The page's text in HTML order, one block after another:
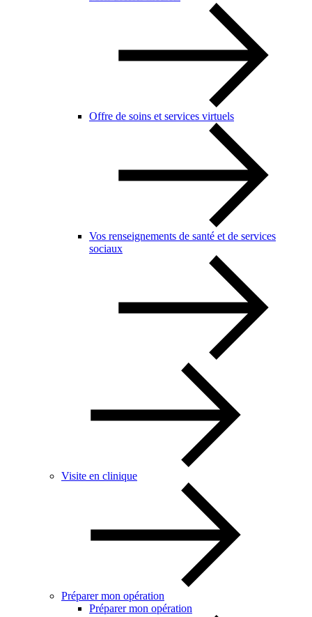
Offre de soins et services virtuels
Vos renseignements de santé et de services
sociaux
Visite en clinique
Préparer mon opération
Préparer mon opération